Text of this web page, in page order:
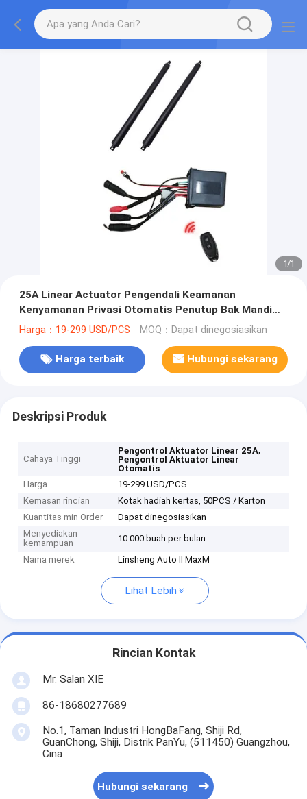
1/1
25A Linear Actuator Pengendali Keamanan
Kenyamanan Privasi Otomatis Penutup Bak Mandi
Air Panas Pengangkat Remote Swithch Controller
Harga：19-299 USD/PCS MOQ：Dapat dinegosiasikan
Harga terbaik Hubungi sekarang
Deskripsi Produk
Cahaya Tinggi
Pengontrol Aktuator Linear 25A,
Pengontrol Aktuator Linear
Otomatis
Harga
19-299 USD/PCS
Kemasan rincian
Kotak hadiah kertas, 50PCS / Karton
Kuantitas min Order
Dapat dinegosiasikan
Menyediakan
kemampuan
10.000 buah per bulan
Nama merek Linsheng Auto II MaxM
Lihat Lebih
Rincian Kontak
Mr. Salan XIE
86-18680277689
No.1, Taman Industri HongBaFang, Shiji Rd,
GuanChong, Shiji, Distrik PanYu, (511450) Guangzhou,
Cina
Hubungi sekarang